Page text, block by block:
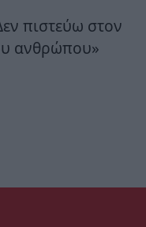
πιστεύω στον
ανθρώπου»